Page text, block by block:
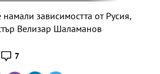
зависимостта от Русия,
Велизар Шаламанов
7